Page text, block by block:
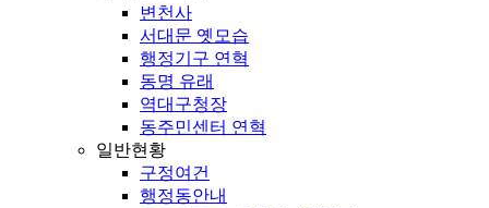
변천사
서대문 옛모습
행정기구 연혁
동명 유래
역대구청장
동주민센터 연혁
일반현황
구정여건
행정동안내